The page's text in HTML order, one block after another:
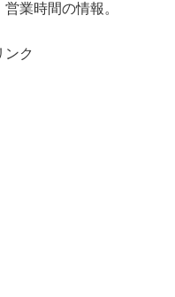
業時間の情報。
ンク